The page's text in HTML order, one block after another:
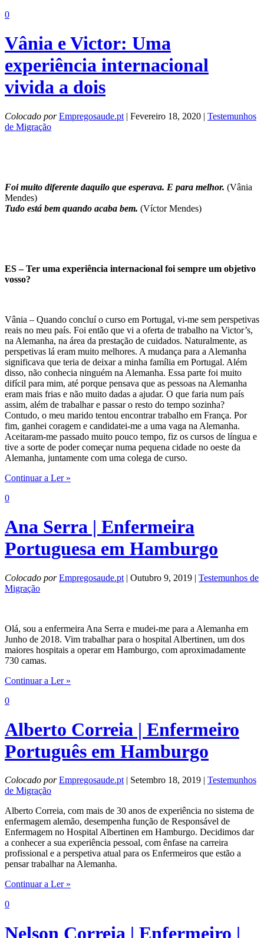
0
Vânia e Victor: Uma
experiência internacional
vivida a dois
Colocado por Empregosaude.pt | Fevereiro 18, 2020 | Testemunhos
de Migração
Foi muito diferente daquilo que esperava. E para melhor. (Vânia
Mendes)
Tudo está bem quando acaba bem. (Víctor Mendes)
ES – Ter uma experiência internacional foi sempre um objetivo
vosso?
Vânia – Quando concluí o curso em Portugal, vi-me sem perspetivas
reais no meu país. Foi então que vi a oferta de trabalho na Victor’s,
na Alemanha, na área da prestação de cuidados. Naturalmente, as
perspetivas lá eram muito melhores. A mudança para a Alemanha
significava que teria de deixar a minha família em Portugal. Além
disso, não conhecia ninguém na Alemanha. Essa parte foi muito
difícil para mim, até porque pensava que as pessoas na Alemanha
eram mais frias e não muito dadas a ajudar. O que faria num país
assim, além de trabalhar e passar o resto do tempo sozinha?
Contudo, o meu marido tentou encontrar trabalho em França. Por
fim, ganhei coragem e candidatei-me a uma vaga na Alemanha.
Aceitaram-me passado muito pouco tempo, fiz os cursos de língua e
tive a sorte de poder começar numa pequena cidade no oeste da
Alemanha, juntamente com uma colega de curso.
Continuar a Ler »
0
Ana Serra | Enfermeira
Portuguesa em Hamburgo
Colocado por Empregosaude.pt | Outubro 9, 2019 | Testemunhos de
Migração
Olá, sou a enfermeira Ana Serra e mudei-me para a Alemanha em
Junho de 2018. Vim trabalhar para o hospital Albertinen, um dos
maiores hospitais a operar em Hamburgo, com aproximadamente
730 camas.
Continuar a Ler »
0
Alberto Correia | Enfermeiro
Português em Hamburgo
Colocado por Empregosaude.pt | Setembro 18, 2019 | Testemunhos
de Migração
Alberto Correia, com mais de 30 anos de experiência no sistema de
enfermagem alemão, desempenha função de Responsável de
Enfermagem no Hospital Albertinen em Hamburgo. Decidimos dar
a conhecer a sua experiência pessoal, com ênfase na carreira
profissional e a perspetiva atual para os Enfermeiros que estão a
pensar trabalhar na Alemanha.
Continuar a Ler »
0
Nelson Correia | Enfermeiro |